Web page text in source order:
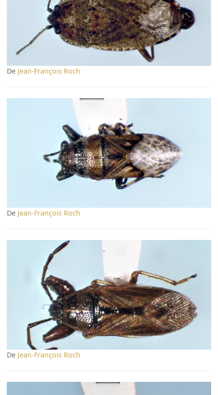
De Jean-François Roch
De Jean-François Roch
De Jean-François Roch